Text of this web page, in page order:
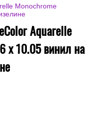
Monochrome
Aquarelle
x 10.05 винил на